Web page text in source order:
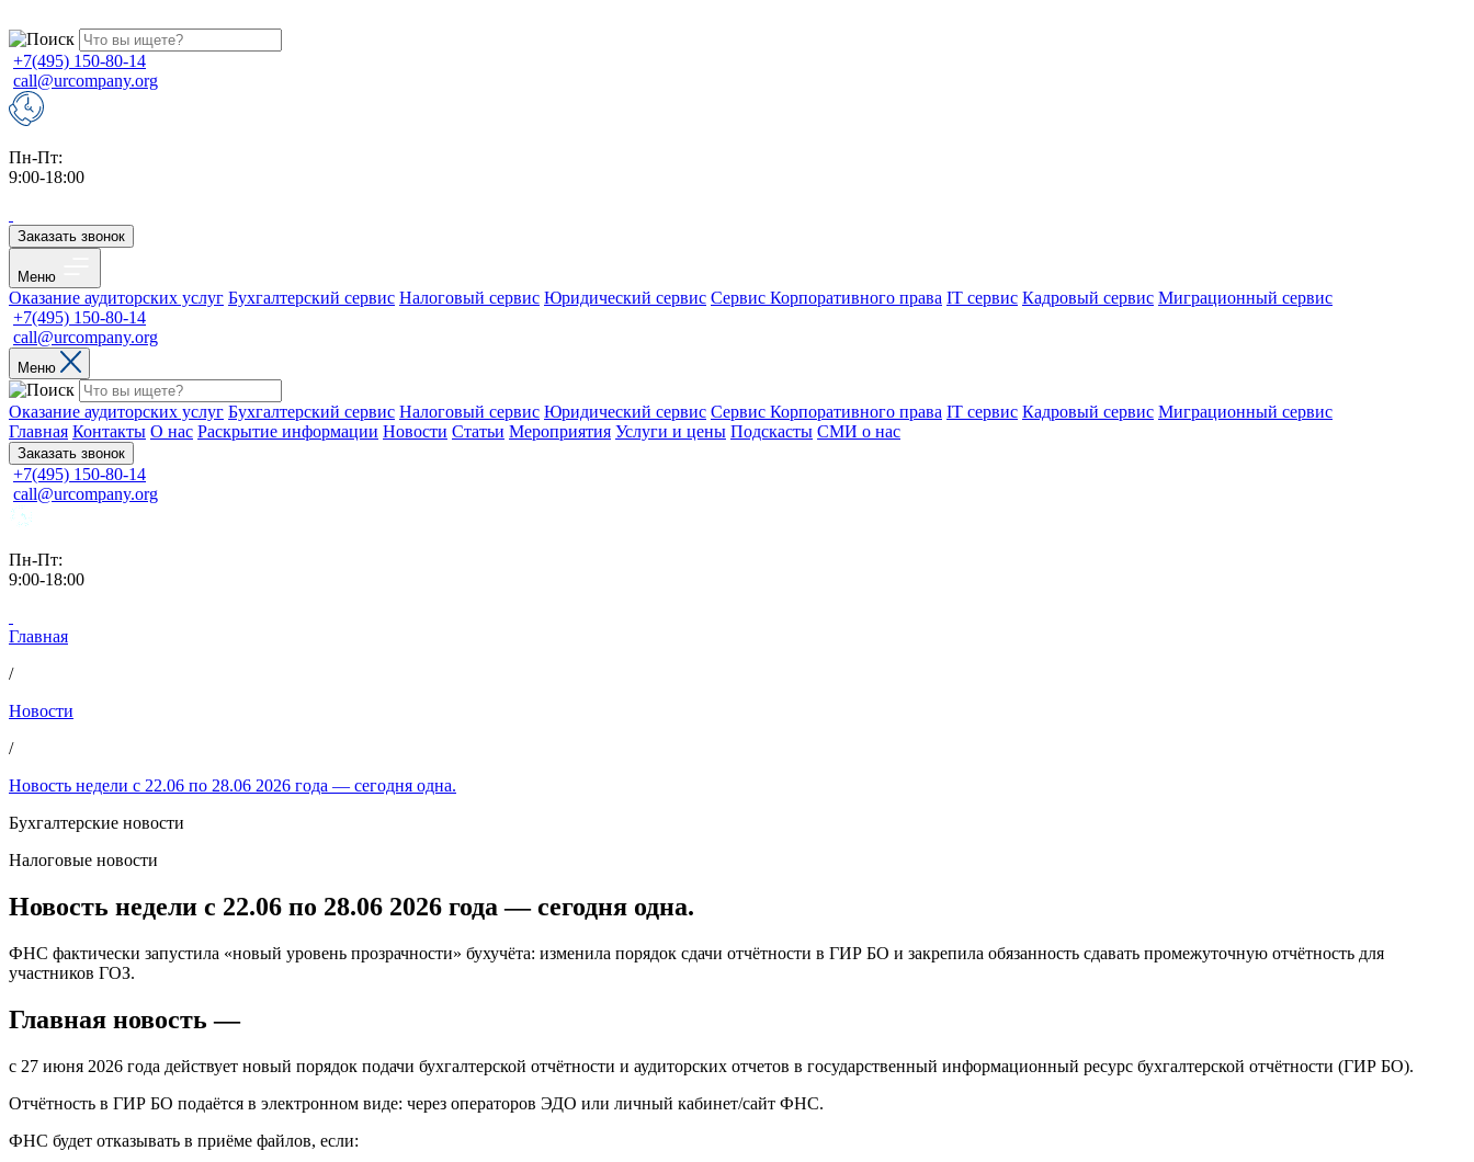
+7(495) 150-80-14
call@urcompany.org
Пн-Пт:
9:00-18:00
Заказать звонок
Меню
Оказание аудиторских услуг Бухгалтерский сервис Налоговый сервис Юридический сервис Сервис Корпоративного права IT сервис Кадровый сервис Миграционный сервис
+7(495) 150-80-14
call@urcompany.org
Меню
Оказание аудиторских услуг Бухгалтерский сервис Налоговый сервис Юридический сервис Сервис Корпоративного права IT сервис Кадровый сервис Миграционный сервис
Главная Контакты О нас Раскрытие информации Новости Статьи Мероприятия Услуги и цены Подскасты СМИ о нас
Заказать звонок
+7(495) 150-80-14
call@urcompany.org
Пн-Пт:
9:00-18:00
Главная
/
Новости
/
Новость недели с 22.06 по 28.06 2026 года — сегодня одна.
Бухгалтерские новости
Налоговые новости
Новость недели с 22.06 по 28.06 2026 года — сегодня одна.
ФНС фактически запустила «новый уровень прозрачности» бухучёта: изменила порядок сдачи отчётности в ГИР БО и закрепила обязанность сдавать промежуточную отчётность для
участников ГОЗ.
Главная новость —
с 27 июня 2026 года действует новый порядок подачи бухгалтерской отчётности и аудиторских отчетов в государственный информационный ресурс бухгалтерской отчётности (ГИР БО).
Отчётность в ГИР БО подаётся в электронном виде: через операторов ЭДО или личный кабинет/сайт ФНС.
ФНС будет отказывать в приёме файлов, если: